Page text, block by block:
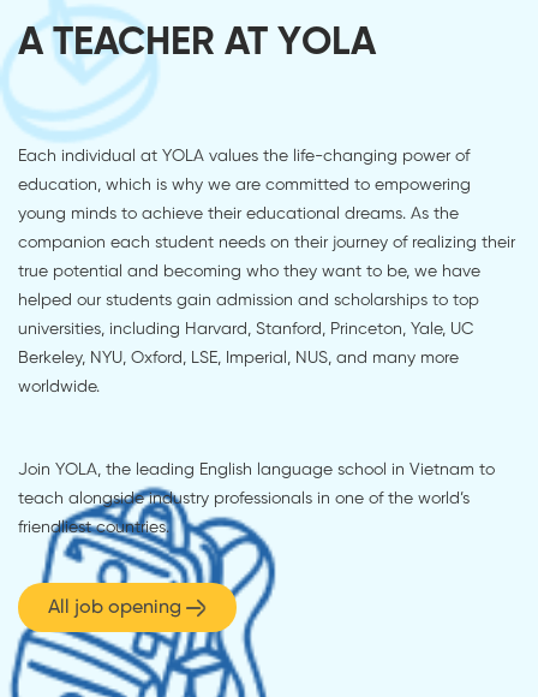
A TEACHER AT YOLA
Each individual at YOLA values the life-changing power of
education, which is why we are committed to empowering
young minds to achieve their educational dreams. As the
companion each student needs on their journey of realizing their
true potential and becoming who they want to be, we have
helped our students gain admission and scholarships to top
universities, including Harvard, Stanford, Princeton, Yale, UC
Berkeley, NYU, Oxford, LSE, Imperial, NUS, and many more
worldwide.
Join YOLA, the leading English language school in Vietnam to
teach alongside industry professionals in one of the world’s
friendliest countries.
All job opening